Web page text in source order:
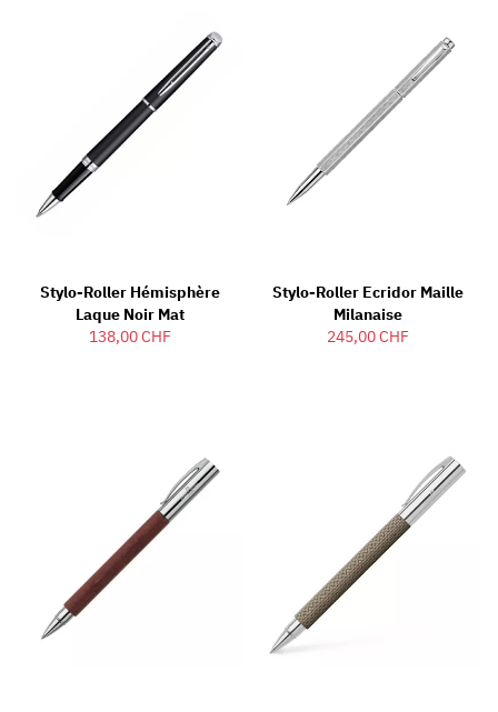
Stylo-Roller Hémisphère
Laque Noir Mat
138,00 CHF
Stylo-Roller Ecridor Maille
Milanaise
245,00 CHF